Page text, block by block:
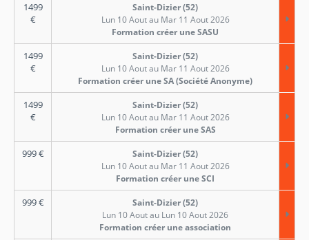
1499
€
Saint-Dizier (52)
Lun 10 Aout au Mar 11 Aout 2026
Formation créer une SASU
1499
€
Saint-Dizier (52)
Lun 10 Aout au Mar 11 Aout 2026
Formation créer une SA (Société Anonyme)
1499
€
Saint-Dizier (52)
Lun 10 Aout au Mar 11 Aout 2026
Formation créer une SAS
999€
Saint-Dizier (52)
Lun 10 Aout au Mar 11 Aout 2026
Formation créer une SCI
999€
Saint-Dizier (52)
Lun 10 Aout au Lun 10 Aout 2026
Formation créer une association